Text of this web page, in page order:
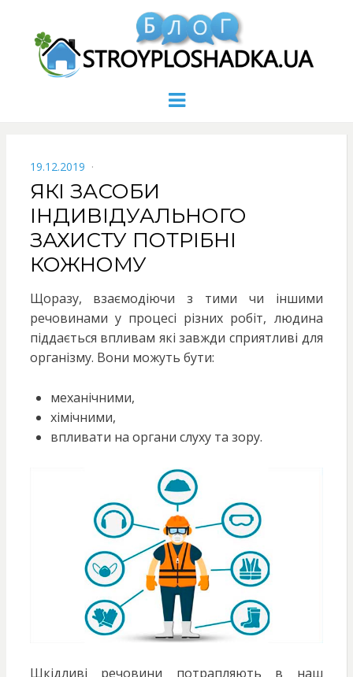
Menu
POSTED
ON
19.12.2019
ЯКІ ЗАСОБИ
ІНДИВІДУАЛЬНОГО
ЗАХИСТУ ПОТРІБНІ
КОЖНОМУ
Щоразу, взаємодіючи з тими чи іншими
речовинами у процесі різних робіт, людина
піддається впливам які завжди сприятливі для
організму. Вони можуть бути:
механічними,
хімічними,
впливати на органи слуху та зору.
Шкідливі речовини потрапляють в наш